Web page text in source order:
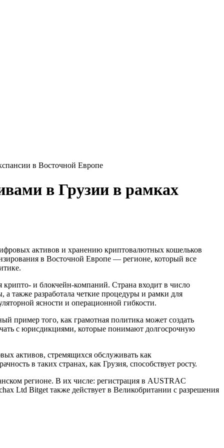
в Восточной Европе
в Грузии в рамках
активов и хранению криптовалютных кошельков
в Восточной Европе — регионе, который все
и блокчейн-компаний. Страна входит в число
также разработала четкие процедуры и рамки для
ясности и операционной гибкости.
пример того, как грамотная политика может создать
с юрисдикциями, которые понимают долгосрочную
активов, стремящихся обслуживать как
в таких странах, как Грузия, способствует росту.
регионе. В их числе: регистрация в AUSTRAC
Ltd Bitget также действует в Великобритании с разрешения